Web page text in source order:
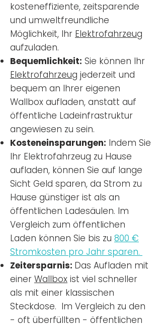
kosteneffiziente, zeitsparende
und umweltfreundliche
Möglichkeit, Ihr Elektrofahrzeug
aufzuladen.
Bequemlichkeit: Sie können Ihr
Elektrofahrzeug jederzeit und
bequem an Ihrer eigenen
Wallbox aufladen, anstatt auf
öffentliche Ladeinfrastruktur
angewiesen zu sein.
Kosteneinsparungen: Indem Sie
Ihr Elektrofahrzeug zu Hause
aufladen, können Sie auf lange
Sicht Geld sparen, da Strom zu
Hause günstiger ist als an
öffentlichen Ladesäulen. Im
Vergleich zum öffentlichen
Laden können Sie bis zu 800 €
Stromkosten pro Jahr sparen.
Zeitersparnis: Das Aufladen mit
einer Wallbox ist viel schneller
als mit einer klassischen
Steckdose. Im Vergleich zu den
- oft überfüllten - öffentlichen